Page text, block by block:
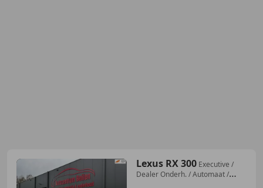
Lexus RX 300 Executive /
Dealer Onderh. / Automaat /